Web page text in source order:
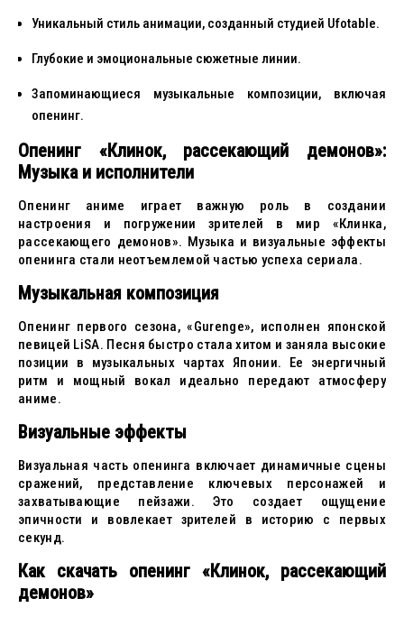
Уникальный стиль анимации, созданный студией Ufotable.
Глубокие и эмоциональные сюжетные линии.
Запоминающиеся музыкальные композиции, включая
опенинг.
Опенинг «Клинок, рассекающий демонов»:
Музыка и исполнители
Опенинг аниме играет важную роль в создании
настроения и погружении зрителей в мир «Клинка,
рассекающего демонов». Музыка и визуальные эффекты
опенинга стали неотъемлемой частью успеха сериала.
Музыкальная композиция
Опенинг первого сезона, «Gurenge», исполнен японской
певицей LiSA. Песня быстро стала хитом и заняла высокие
позиции в музыкальных чартах Японии. Ее энергичный
ритм и мощный вокал идеально передают атмосферу
аниме.
Визуальные эффекты
Визуальная часть опенинга включает динамичные сцены
сражений, представление ключевых персонажей и
захватывающие пейзажи. Это создает ощущение
эпичности и вовлекает зрителей в историю с первых
секунд.
Как скачать опенинг «Клинок, рассекающий
демонов»